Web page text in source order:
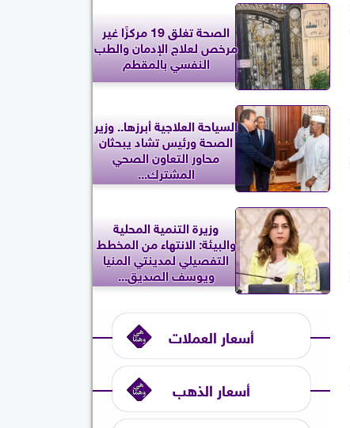
الصحة تغلق 19 مركزًا غير
مرخص لعلاج الإدمان والطب
النفسي بالمقطم
السياحة العلاجية أبرزها.. وزير
الصحة ورئيس تشاد يبحثان
محاور التعاون الصحي
المشترك...
وزيرة التنمية المحلية
والبيئة: الانتهاء من المخطط
التفصيلي لمدينتي المنيا
ويوسف الصديق...
أسعار العملات
أسعار الذهب